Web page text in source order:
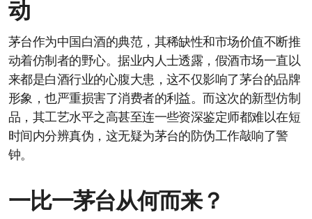
动
茅台作为中国白酒的典范，其稀缺性和市场价值不断推
动着仿制者的野心。据业内人士透露，假酒市场一直以
来都是白酒行业的心腹大患，这不仅影响了茅台的品牌
形象，也严重损害了消费者的利益。而这次的新型仿制
品，其工艺水平之高甚至连一些资深鉴定师都难以在短
时间内分辨真伪，这无疑为茅台的防伪工作敲响了警
钟。
一比一茅台从何而来？